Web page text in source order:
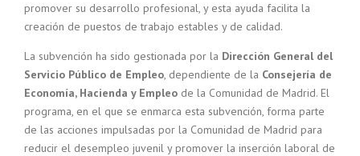
promover su desarrollo profesional, y esta ayuda facilita la
creación de puestos de trabajo estables y de calidad.
La subvención ha sido gestionada por la Dirección General del
Servicio Público de Empleo, dependiente de la Consejería de
Economía, Hacienda y Empleo de la Comunidad de Madrid. El
programa, en el que se enmarca esta subvención, forma parte
de las acciones impulsadas por la Comunidad de Madrid para
reducir el desempleo juvenil y promover la inserción laboral de